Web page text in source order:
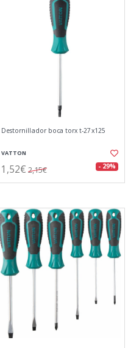
Destornillador boca torx t-27x125
VATTON
1,52€ 2,15€ - 29%